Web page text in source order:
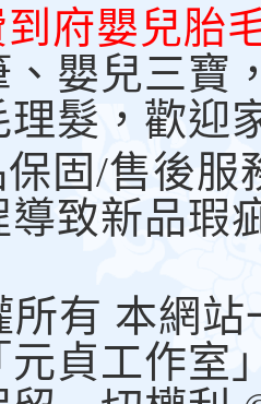
府嬰兒胎
、嬰兒三寶
理髮，歡迎
固/售後服
導致新品瑕
有 本網站
元貞工作室